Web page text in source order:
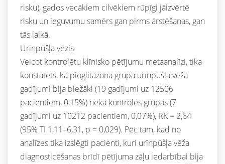
risku), gados vecākiem cilvēkiem rūpīgi jāizvērtē
risku un ieguvumu samērs gan pirms ārstēšanas, gan
tās laikā.
Urīnpūšļa vēzis
Veicot kontrolētu klīnisko pētījumu metaanalīzi, tika
konstatēts, ka pioglitazona grupā urīnpūšļa vēža
gadījumi bija biežāki (19 gadījumi uz 12506
pacientiem, 0,15%) nekā kontroles grupās (7
gadījumi uz 10212 pacientiem, 0,07%), RK = 2,64
(95% TI 1,11–6,31, p = 0,029). Pēc tam, kad no
analīzes tika izslēgti pacienti, kuri urīnpūšļa vēža
diagnosticēšanas brīdī pētījuma zāļu iedarbībai bija